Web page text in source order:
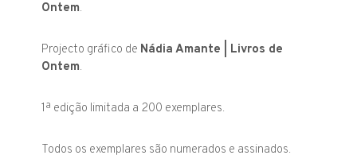
Ontem.
Projecto gráfico de Nádia Amante | Livros de
Ontem.
1ª edição limitada a 200 exemplares.
Todos os exemplares são numerados e assinados.